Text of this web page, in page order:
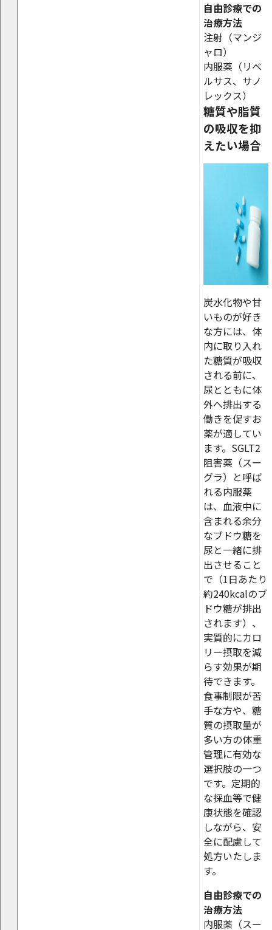
自由診療での
治療方法
注射（マンジ
ャロ）
内服薬（リベ
ルサス、サノ
レックス）
糖質や脂質
の吸収を抑
えたい場合
炭水化物や甘
いものが好き
な方には、体
内に取り入れ
た糖質が吸収
される前に、
尿とともに体
外へ排出する
働きを促すお
薬が適してい
ます。SGLT2
阻害薬（スー
グラ）と呼ば
れる内服薬
は、血液中に
含まれる余分
なブドウ糖を
尿と一緒に排
出させること
で（1日あたり
約240kcalのブ
ドウ糖が排出
されます）、
実質的にカロ
リー摂取を減
らす効果が期
待できます。
食事制限が苦
手な方や、糖
質の摂取量が
多い方の体重
管理に有効な
選択肢の一つ
です。定期的
な採血等で健
康状態を確認
しながら、安
全に配慮して
処方いたしま
す。
自由診療での
治療方法
内服薬（スー